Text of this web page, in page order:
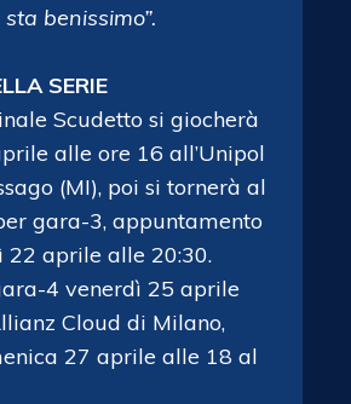
benissimo”.
SERIE
Scudetto si giocherà
alle ore 16 all’Unipol
(MI), poi si tornerà al
gara-3, appuntamento
22 aprile alle 20:30.
4 venerdì 25 aprile
Cloud di Milano,
27 aprile alle 18 al